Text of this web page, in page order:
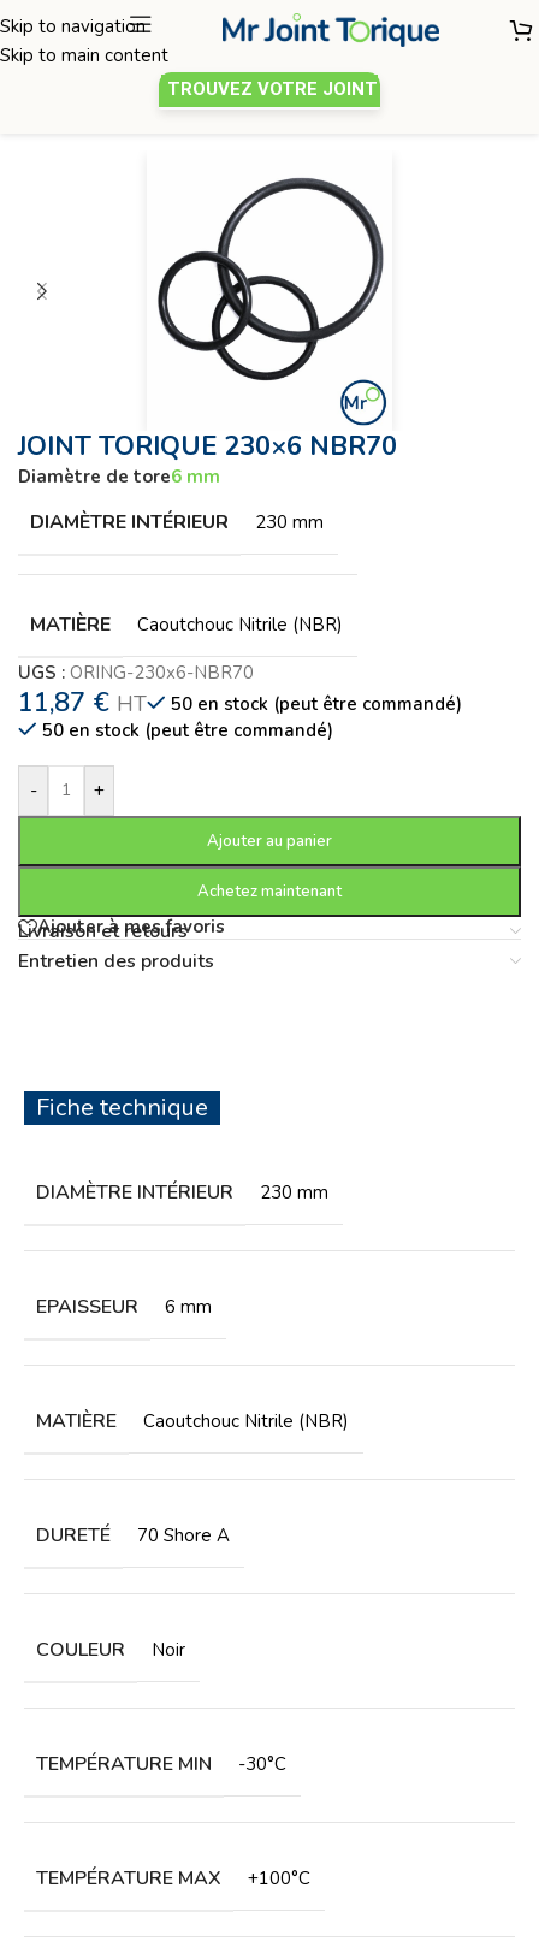
Skip to navigation
Skip to main content
TROUVEZ VOTRE JOINT
JOINT TORIQUE 230×6 NBR70
Diamètre de tore6 mm
DIAMÈTRE INTÉRIEUR 230 mm
MATIÈRE
Caoutchouc Nitrile (NBR)
UGS : ORING-230x6-NBR70
11,87 € HT
50 en stock (peut être commandé)
50 en stock (peut être commandé)
- +
Ajouter au panier
Achetez maintenant
Ajouter à mes favoris
Livraison et retours
Entretien des produits
Fiche technique
DIAMÈTRE INTÉRIEUR 230 mm
EPAISSEUR 6 mm
MATIÈRE Caoutchouc Nitrile (NBR)
DURETÉ 70 Shore A
COULEUR Noir
TEMPÉRATURE MIN -30°C
TEMPÉRATURE MAX +100°C